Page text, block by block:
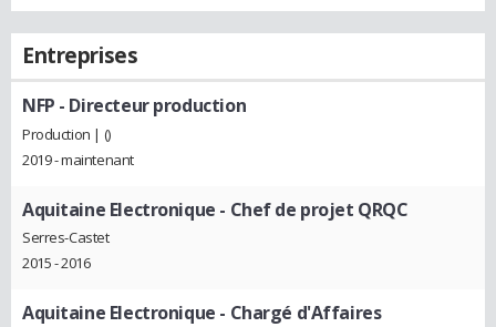
Entreprises
NFP - Directeur production
Production | ()
2019 - maintenant
Aquitaine Electronique - Chef de projet QRQC
Serres-Castet
2015 - 2016
Aquitaine Electronique - Chargé d'Affaires